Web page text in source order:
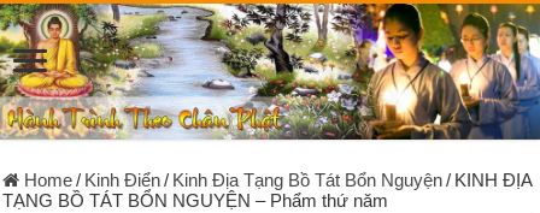
Home/ Kinh Điển/ Kinh Địa Tạng Bồ Tát Bổn Nguyện/ KINH ÐỊA
TẠNG BỒ TÁT BỔN NGUYỆN – Phẩm thứ năm